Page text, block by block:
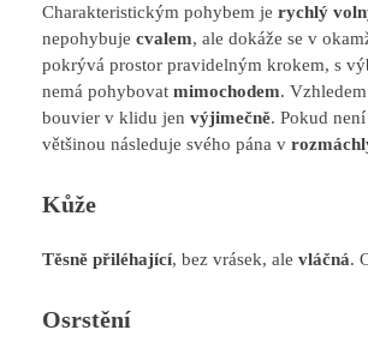
Charakteristickým pohybem je rychlý
nepohybuje cvalem, ale dokáže se v
pokrývá prostor pravidelným krokem, s
nemá pohybovat mimochodem.
bouvier v klidu jen výjimečně. Pokud
většinou následuje svého pána v
Kůže
Těsně přiléhající, bez vrásek, ale vláčná.
Osrstění